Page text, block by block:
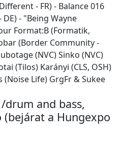
- FR) - Balance 016
DE) - "Being Wayne
Format:B (Formatik,
(Border Community -
(NVC) Sinko (NVC)
(Tilos) Karányi (CLS, OSH)
(Noise Life) GrgFr & Sukee
drum and bass,
a Hungexpo